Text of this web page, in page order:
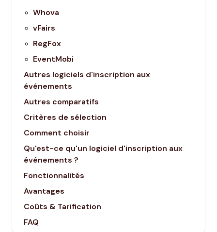
Whova
vFairs
RegFox
EventMobi
Autres logiciels d'inscription aux
événements
Autres comparatifs
Critères de sélection
Comment choisir
Qu'est-ce qu'un logiciel d'inscription aux
événements ?
Fonctionnalités
Avantages
Coûts & Tarification
FAQ